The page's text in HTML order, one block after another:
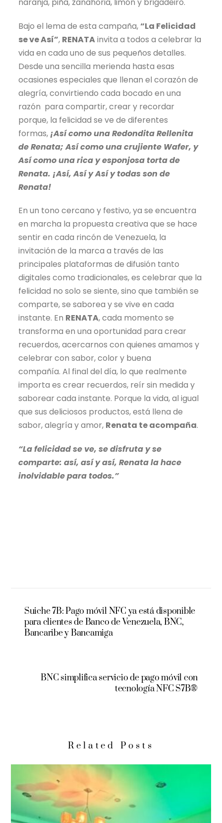
Bajo el lema de esta campaña, “La Felicidad
se ve Así”, RENATAinvita a todos a celebrar la
vida en cada uno de sus pequeños detalles.
Desde una sencilla merienda hasta esas
ocasiones especiales que llenan el corazón de
alegría, convirtiendo cada bocado en una
razón para compartir, crear y recordar
porque, la felicidad se ve de diferentes
formas, ¡Así como una Redondita Rellenita
de Renata; Así como una crujiente Wafer, y
Así como una rica y esponjosa torta de
Renata. ¡Así, Así y Así y todas son de
Renata!
En un tono cercano y festivo, ya se encuentra
en marcha la propuesta creativa que se hace
sentir en cada rincón de Venezuela, la
invitación de la marca a través de las
principales plataformas de difusión tanto
digitales como tradicionales, es celebrar que la
felicidad no solo se siente, sino que también se
comparte, se saborea y se vive en cada
instante. En RENATA, cada momento se
transforma en una oportunidad para crear
recuerdos, acercarnos con quienes amamos y
celebrar con sabor, color y buena
compañía. Al final del día, lo que realmente
importa es crear recuerdos, reír sin medida y
saborear cada instante. Porque la vida, al igual
que sus deliciosos productos, está llena de
sabor, alegría y amor, Renata te acompaña.
“La felicidad se ve, se disfruta y se
comparte: así, así y así, Renata la hace
inolvidable para todos.”
Suiche 7B: Pago móvil NFC ya está disponible
para clientes de Banco de Venezuela, BNC,
Bancaribe y Bancamiga
BNC simplifica servicio de pago móvil con
tecnología NFC S7B®
Related Posts